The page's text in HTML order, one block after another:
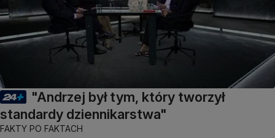
"Andrzej był tym, który tworzył
standardy dziennikarstwa"
FAKTY PO FAKTACH